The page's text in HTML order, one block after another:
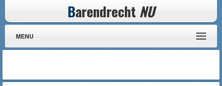
Barendrecht NU
MENU